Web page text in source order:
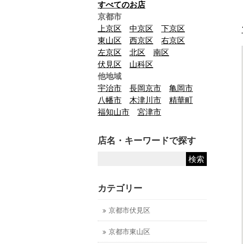
すべてのお店
京都市
上京区
中京区
下京区
東山区
西京区
右京区
左京区
北区
南区
伏見区
山科区
他地域
宇治市
長岡京市
亀岡市
八幡市
木津川市
精華町
福知山市
宮津市
店名・キーワードで探す
カテゴリー
京都市伏見区
京都市東山区